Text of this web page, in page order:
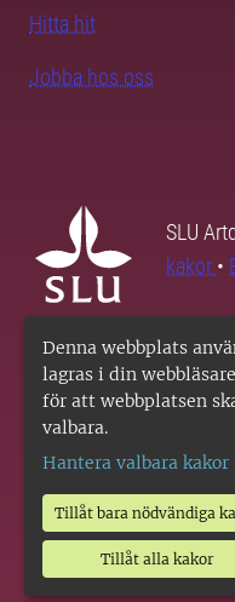
Denna webbplats
lagras i din
för att webbplatsen
valbara.
Hantera valbara kakor
Tillåt bara nödvändiga
Tillåt alla kakor
Hitta hit
Jobba hos oss
SLU
kakor •